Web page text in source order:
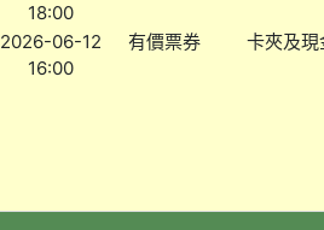
18:00
2026-06-12
16:00
有價票券 卡夾及現